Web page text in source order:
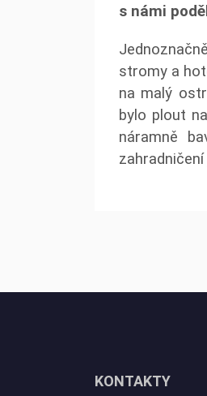
s námi
stromy a
na malý
bylo plout
náramně
KONTAKTY